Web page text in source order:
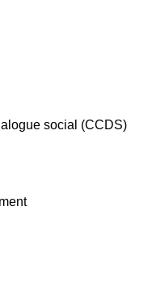
social (CCDS)